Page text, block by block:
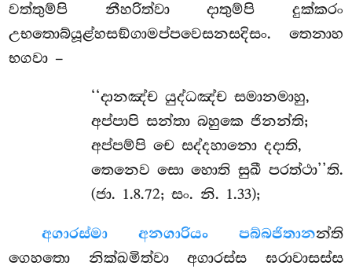
වත්තුම්පි නීහරිත්වා දාතුම්පි දුක්කරං
උභතොබ්යූළ්හසඞ්ගාමප්පවෙසනසදිසං. තෙනාහ
භගවා –
‘‘දානඤ්ච යුද්ධඤ්ච සමානමාහු,
අප්පාපි සන්තා බහුකෙ ජිනන්ති;
අප්පම්පි චෙ සද්දහානො දදාති,
තෙනෙව සො හොති සුඛී පරත්ථා’’ති.
(ජා. 1.8.72; සං. නි. 1.33);
අගාරස්මා අනගාරියං පබ්බජිතානන්ති
ගෙහතො නික්ඛමිත්වා අගාරස්ස ඝරාවාසස්ස